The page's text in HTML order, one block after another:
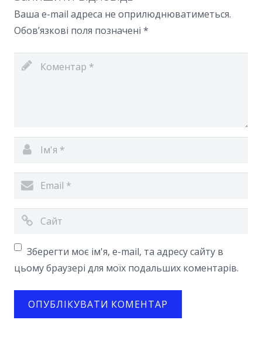
Ваша e-mail адреса не оприлюднюватиметься.
Обов’язкові поля позначені *
Зберегти моє ім'я, e-mail, та адресу сайту в
цьому браузері для моїх подальших коментарів.